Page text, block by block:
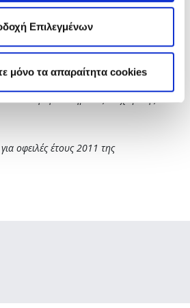
Επιλεγμένων
μόνο τα απαραίτητα cookies
νοσηλευτήριο
σύμβασης συντήρησης λογισμικού
οφειλές έτους 2011 της